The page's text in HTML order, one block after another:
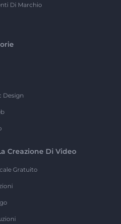
Di Marchio
Design
Creazione Di Video
Gratuito